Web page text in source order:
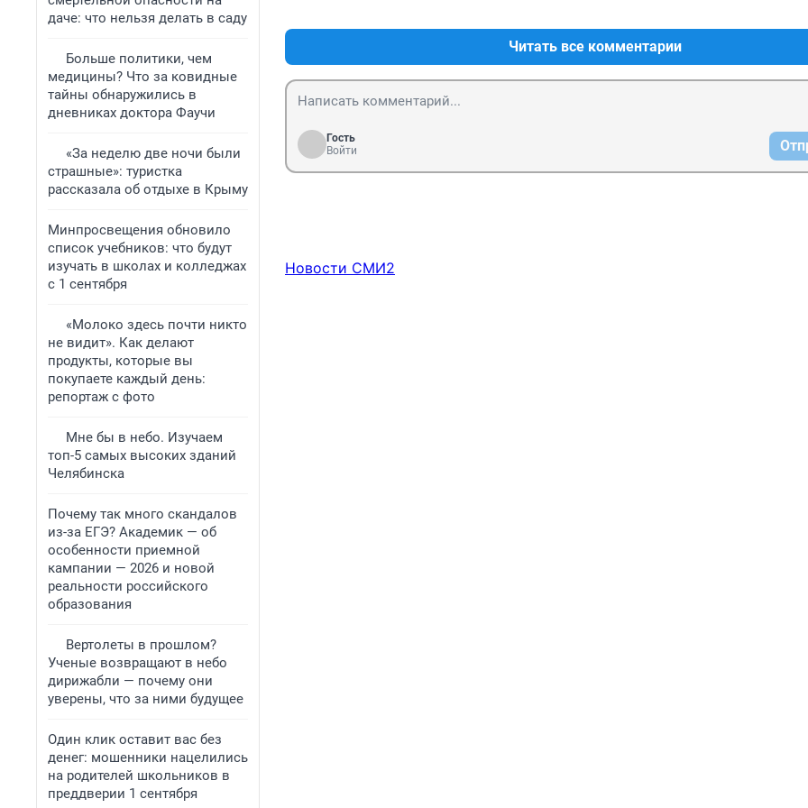
даче: что нельзя делать в саду
Больше политики, чем
медицины? Что за ковидные
тайны обнаружились в
дневниках доктора Фаучи
«За неделю две ночи были
страшные»: туристка
рассказала об отдыхе в Крыму
Минпросвещения обновило
список учебников: что будут
изучать в школах и колледжах
с 1 сентября
«Молоко здесь почти никто
не видит». Как делают
продукты, которые вы
покупаете каждый день:
репортаж с фото
Мне бы в небо. Изучаем
топ-5 самых высоких зданий
Челябинска
Почему так много скандалов
из-за ЕГЭ? Академик — об
особенности приемной
кампании — 2026 и новой
реальности российского
образования
Вертолеты в прошлом?
Ученые возвращают в небо
дирижабли — почему они
уверены, что за ними будущее
Один клик оставит вас без
денег: мошенники нацелились
на родителей школьников в
преддверии 1 сентября
Читать все комментарии
Гость
Войти
Новости СМИ2